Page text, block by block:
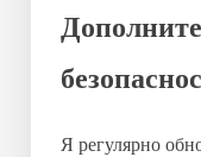
Я регулярно